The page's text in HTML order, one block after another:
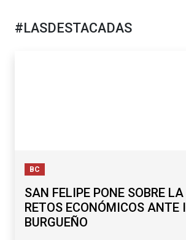
#LASDESTACADAS
BC
SAN FELIPE PONE SOBRE
RETOS ECONÓMICOS ANTE
BURGUEÑO